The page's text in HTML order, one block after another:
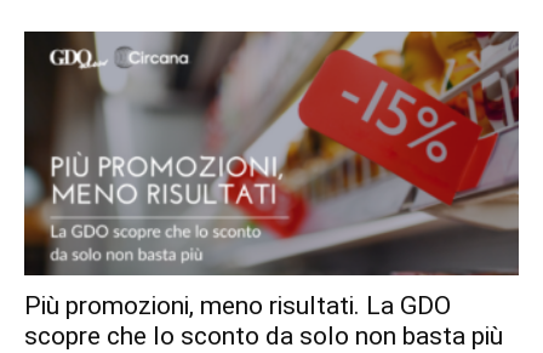
Più promozioni, meno risultati. La GDO
scopre che lo sconto da solo non basta più